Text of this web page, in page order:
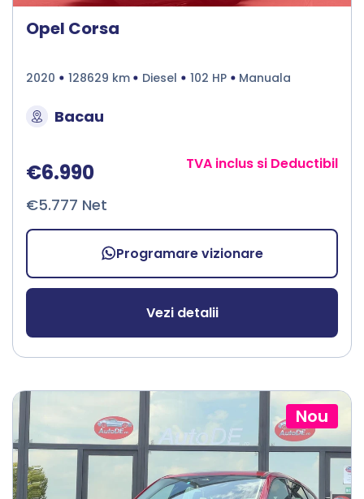
Opel Corsa
2020 128629 km Diesel 102 HP Manuala
Bacau
€6.990
€5.777 Net
TVA inclus si Deductibil
Programare vizionare
Vezi detalii
Nou